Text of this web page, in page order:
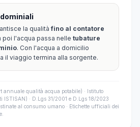
la qualitàfino al contatore
poi l'acqua passa nelle tubature
. Con l'acqua a domicilio
il viaggio termina alla sorgente.
annuale qualità acqua potabile) · Istituto
ISTISAN) · D.Lgs 31/2001 e D.Lgs 18/2023
al consumo umano · Etichette ufficiali dei